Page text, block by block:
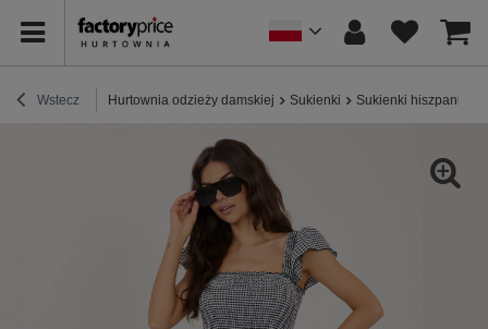
Wstecz Hurtownia odzieży damskiej Sukienki Sukienki hiszpanki